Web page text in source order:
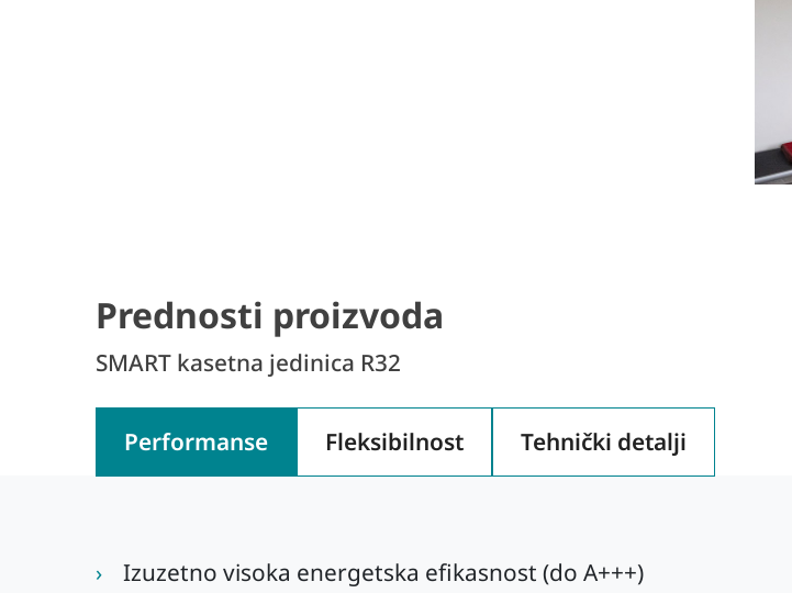
Prednosti proizvoda
SMART kasetna jedinica R32
Performanse Fleksibilnost Tehnički detalji
Izuzetno visoka energetska efikasnost (do A+++)